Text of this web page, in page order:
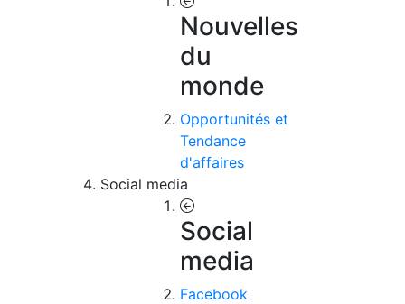
Nouvelles
du
monde
Opportunités et
Tendance
d'affaires
Social media
Social
media
Facebook